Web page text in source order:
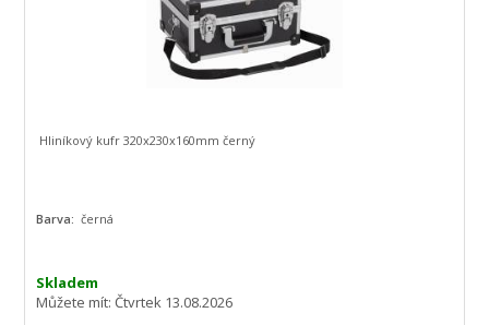
Skladem
Můžete mít:Čtvrtek 13.08.2026
Hliníkový kufr 320x230x160mm černý
Barva:černá